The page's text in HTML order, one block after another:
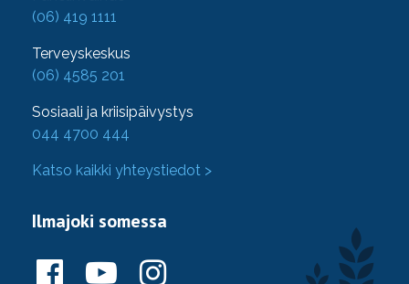
(06) 419 1111
Terveyskeskus
(06) 4585 201
Sosiaali ja kriisipäivystys
044 4700 444
Katso kaikki yhteystiedot >
Ilmajoki somessa